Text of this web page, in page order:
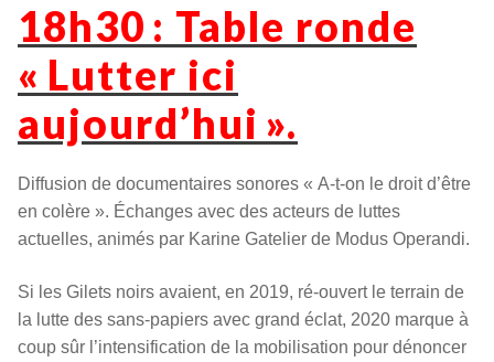
18h30 : Table ronde
« Lutter ici
aujourd’hui ».
Diffusion de documentaires sonores « A-t-on le droit d’être
en colère ». Échanges avec des acteurs de luttes
actuelles, animés par Karine Gatelier de Modus Operandi.
Si les Gilets noirs avaient, en 2019, ré-ouvert le terrain de
la lutte des sans-papiers avec grand éclat, 2020 marque à
coup sûr l’intensification de la mobilisation pour dénoncer